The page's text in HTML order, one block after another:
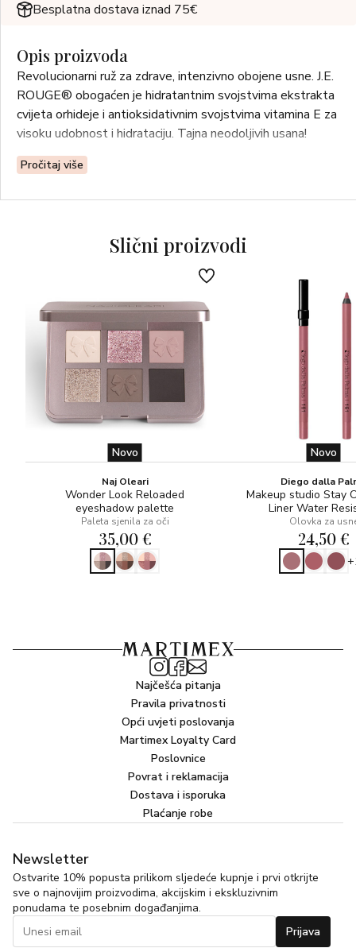
Besplatna dostava iznad 75€
Opis proizvoda
Revolucionarni ruž za zdrave, intenzivno obojene usne. J.E.
ROUGE® obogaćen je hidratantnim svojstvima ekstrakta
cvijeta orhideje i antioksidativnim svojstvima vitamina E za
visoku udobnost i hidrataciju. Tajna neodoljivih usana!
Pročitaj više
Slični proizvodi
Novo
Naj Oleari
Wonder Look Reloaded
eyeshadow palette
Paleta sjenila za oči
35,00 €
Novo
Diego dalla
Makeup studio Stay
Liner Water
Olovka za
24,50 €
Najčešća pitanja
Pravila privatnosti
Opći uvjeti poslovanja
Martimex Loyalty Card
Poslovnice
Povrat i reklamacija
Dostava i isporuka
Plaćanje robe
Newsletter
Ostvarite 10% popusta prilikom sljedeće kupnje i prvi otkrijte
sve o najnovijim proizvodima, akcijskim i ekskluzivnim
ponudama te posebnim događanjima.
Prijava